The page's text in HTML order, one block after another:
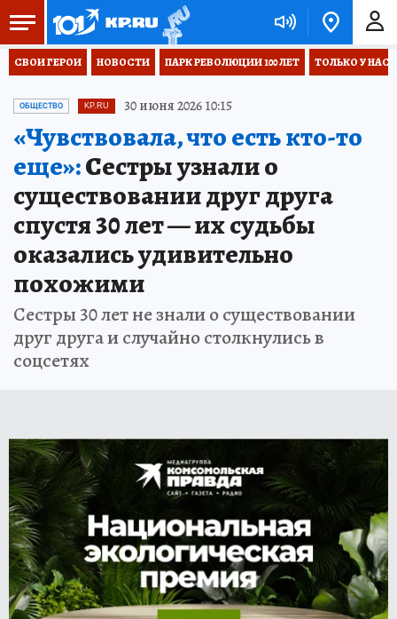
СВОИ ГЕРОИ НОВОСТИ ПАРК РЕВОЛЮЦИИ 100 ЛЕТ ТОЛЬКО У НАС
ОБЩЕСТВО KP.RU 30 июня 2026 10:15
«Чувствовала, что есть кто-то
еще»:Сестры узнали о
существовании друг друга
спустя 30 лет — их судьбы
оказались удивительно
похожими
Сестры 30 лет не знали о существовании
друг друга и случайно столкнулись в
соцсетях